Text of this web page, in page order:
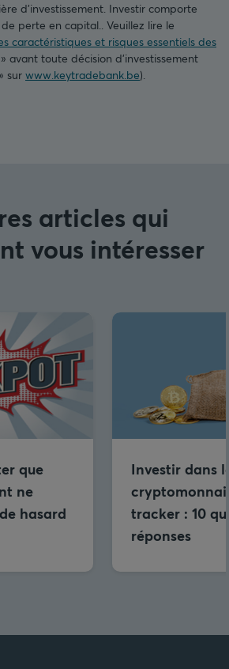
d’investissement. Investir comporte
perte en capital.. Veuillez lire le
caractéristiques et risques essentiels des
» avant toute décision d’investissement
sur www.keytradebank.be).
articles qui
vous intéresser
que
ne
hasard
Investir dans
tracker : 10
réponses